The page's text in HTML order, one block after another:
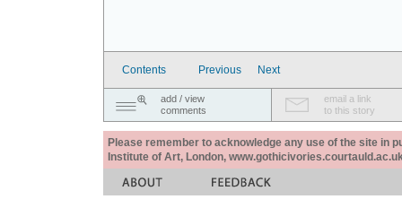
Contents Previous Next
add / view
comments
email a link
to this story
Please remember to acknowledge any use of the site in
Institute of Art, London,